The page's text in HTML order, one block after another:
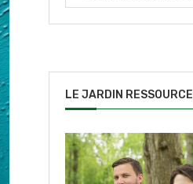
LE JARDIN RESSOURCE